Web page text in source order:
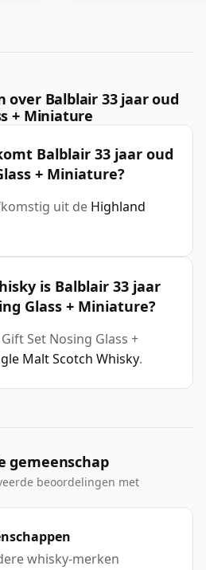
over Balblair 33 jaar oud
+ Miniature
Balblair 33 jaar oud
+ Miniature?
uit de Highland
is Balblair 33 jaar
Glass + Miniature?
Set Nosing Glass +
Malt Scotch Whisky.
gemeenschap
beoordelingen met
whisky-merken